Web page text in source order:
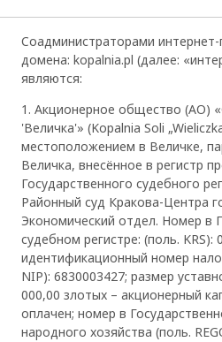
Соадминистраторами
домена: kopalnia.pl (далее:
являются:
1. Акционерное общество (АО)
'Величка'» (Kopalnia Soli
местоположением в Величке,
Величка, внесённое в регистр
Государственного судебного
Районный суд Кракова-Центра
Экономический отдел. Номер в
судебном регистре: (поль. KRS):
идентификационный номер
NIP): 6830003427; размер
000,00 злотых – акционерный
оплачен; номер в
народного хозяйства (поль.